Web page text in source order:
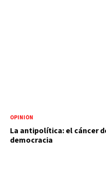
OPINIÓN
La antipolítica: el cáncer
democracia